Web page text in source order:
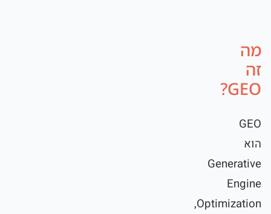
מה
זה
GEO?
GEO
הוא
Generative
Engine
Optimization,